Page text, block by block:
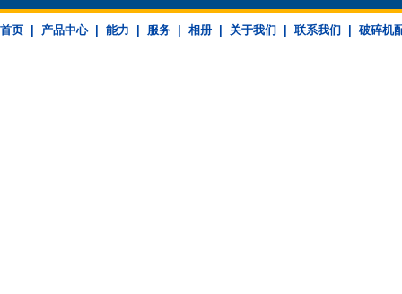
首页 产品中心| 能力 服务 相册 关于我们 联系我们 破碎机